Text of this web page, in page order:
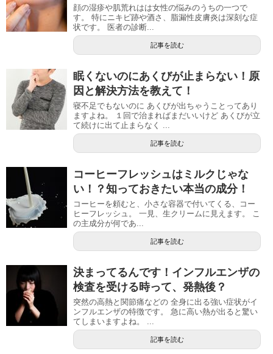
顔の湿疹や肌荒れはは女性の悩みのうちの一つで
す。 特にニキビ跡や酒さ、脂漏性皮膚炎は深刻な症
状です。 医者の診断...
記事を読む
眠くないのにあくびが止まらない！原
因と解決方法を教えて！
寝不足でもないのに あくびが出ちゃうことってあり
ますよね。 １回で治まればまだいいけど あくびが立
て続けに出て止まらなく ...
記事を読む
コーヒーフレッシュはミルクじゃな
い！？知っておきたい本当の成分！
コーヒーを頼むと、小さな容器で付いてくる、コー
ヒーフレッシュ。 一見、生クリームに見えます。 こ
の主成分が何であ...
記事を読む
決まってるんです！インフルエンザの
検査を受ける時って、発熱後？
突然の高熱と関節痛などの 全身に出る強い症状がイ
ンフルエンザの特徴です。 急に高い熱が出ると驚い
てしまいますよね。 ...
記事を読む